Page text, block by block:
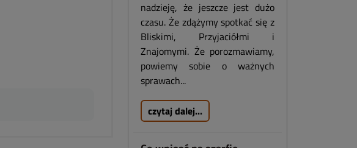
nadzieję, że jeszcze jest dużo
czasu. Że zdążymy spotkać się z
Bliskimi, Przyjaciółmi i
Znajomymi. Że porozmawiamy,
powiemy sobie o ważnych
sprawach...
czytaj dalej...